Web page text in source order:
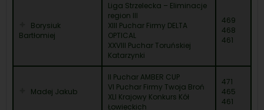
Borysiuk
Bartłomiej
Liga Strzelecka – Eliminacje
region III
XIII Puchar Firmy DELTA
OPTICAL
XXVIII Puchar Toruńskiej
Katarzynki
469
468
461
Madej Jakub
II Puchar AMBER CUP
VI Puchar Firmy Twoja Broń
XLI Krajowy Konkurs Kół
Łowieckich
471
465
461